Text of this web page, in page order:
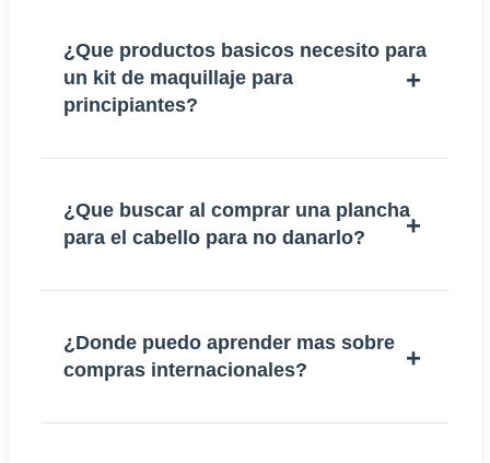
¿Que productos basicos necesito para
un kit de maquillaje para
principiantes?
¿Que buscar al comprar una plancha
para el cabello para no danarlo?
¿Donde puedo aprender mas sobre
compras internacionales?